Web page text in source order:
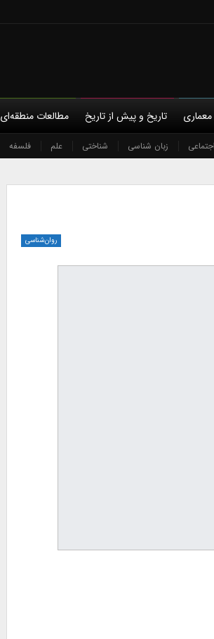
زبان شناسی شناختی علم فلسفه
تاریخ و پیش از تاریخ مطالعات منطقه‌ای
روان‌شناسی